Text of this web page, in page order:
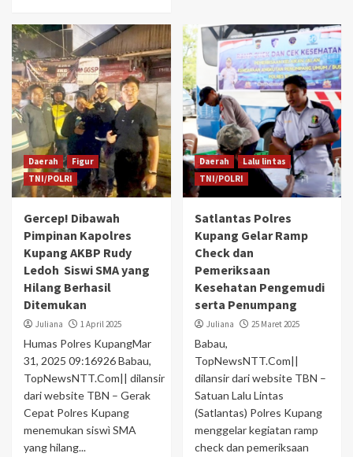
Daerah
Figur
TNI/POLRI
Gercep! Dibawah
Pimpinan Kapolres
Kupang AKBP Rudy
Ledoh Siswi SMA yang
Hilang Berhasil
Ditemukan
Juliana 1 April 2025
Humas Polres KupangMar
31, 2025 09:16926 Babau,
TopNewsNTT.Com|| dilansir
dari website TBN – Gerak
Cepat Polres Kupang
menemukan siswì SMA
yang hilang...
Daerah
Lalu lintas
TNI/POLRI
Satlantas Polres
Kupang Gelar Ramp
Check dan
Pemeriksaan
Kesehatan Pengemudi
serta Penumpang
Juliana 25 Maret 2025
Babau,
TopNewsNTT.Com||
dilansir dari website TBN –
Satuan Lalu Lintas
(Satlantas) Polres Kupang
menggelar kegiatan ramp
check dan pemeriksaan